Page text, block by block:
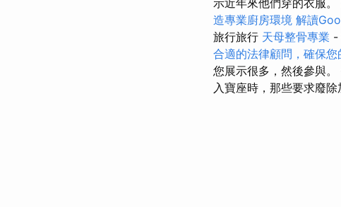
造專業廚房環境 解讀
旅行旅行 天母整骨專業 -
合適的法律顧問，確保您
您展示很多，然後參與
入寶座時，那些要求廢